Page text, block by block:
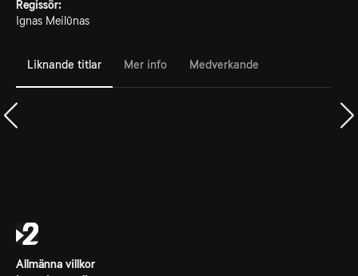
Regissör:
Ignas Meilūnas
Liknande titlar Mer info Medverkande
Allmänna villkor